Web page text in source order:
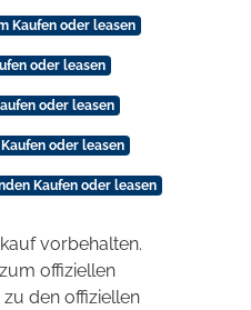
Kaufen oder leasen
oder leasen
oder leasen
oder leasen
Kaufen oder leasen
vorbehalten.
offiziellen
den offiziellen